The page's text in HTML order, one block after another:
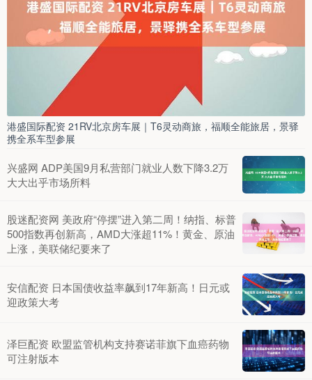
港盛国际配资 21RV北京房车展｜T6灵动商旅，福顺全能旅居，景驿
携全系车型参展
兴盛网 ADP美国9月私营部门就业人数下降3.2万
大大出乎市场所料
股迷配资网 美政府“停摆”进入第二周！纳指、标普
500指数再创新高，AMD大涨超11%！黄金、原油
上涨，美联储纪要来了
安信配资 日本国债收益率飙到17年新高！日元或
迎政策大考
泽巨配资 欧盟监管机构支持赛诺菲旗下血癌药物
可注射版本